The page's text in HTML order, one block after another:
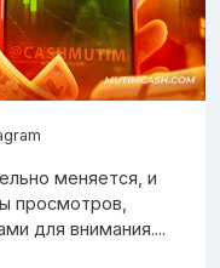
меняется, и
просмотров,
для внимания....